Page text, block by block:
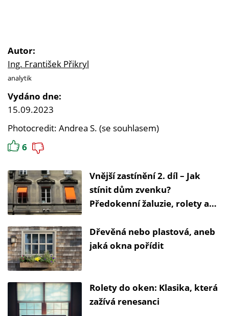
Autor:
Ing. František Přikryl
analytik
Vydáno dne:
15.09.2023
Photocredit: Andrea S. (se souhlasem)
6
Vnější zastínění 2. díl – Jak
stínit dům zvenku?
Předokenní žaluzie, rolety a
Dřevěná nebo plastová, aneb
jaká okna pořídit
Rolety do oken: Klasika, která
zažívá renesanci